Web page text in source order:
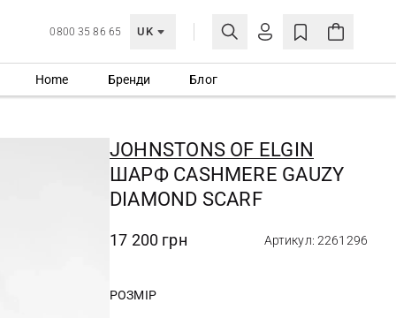
0800 35 86 65 UK
МОЯ ОБЛІКІВКА
Ще не зареєстровані?
СТВОРИТИ ОБЛІКІВКУ
Home Бренди Блог
JOHNSTONS OF ELGIN
ШАРФ CASHMERE GAUZY
DIAMOND SCARF
17 200 грн Артикул: 2261296
РОЗМІР